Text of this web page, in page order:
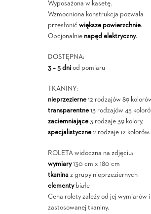
Wyposażona w kasetę.
Wzmocniona konstrukcja pozwala
przesłonić większe powierzchnie.
Opcjonalnie napęd elektryczny.
DOSTĘPNA:
3 – 5 dniod pomiaru
TKANINY:
nieprzezierne12 rodzajów 89
transparentne13 rodzajów 45
zaciemniające3 rodzaje 39 kolory,
specjalistyczne2 rodzaje 12 kolorów.
ROLETA widoczna na zdjęciu:
wymiary130 cm x 180 cm
tkaninaz grupy nieprzeziernych
elementybiałe
Cena rolety zależy od jej wymiarów i
zastosowanej tkaniny.